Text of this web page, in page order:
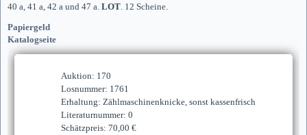
40 a, 41 a, 42 a und 47 a. LOT. 12 Scheine.
Papiergeld
Katalogseite
Auktion: 170
Losnummer: 1761
Erhaltung: Zählmaschinenknicke, sonst kassenfrisch
Literaturnummer: 0
Schätzpreis: 70,00 €